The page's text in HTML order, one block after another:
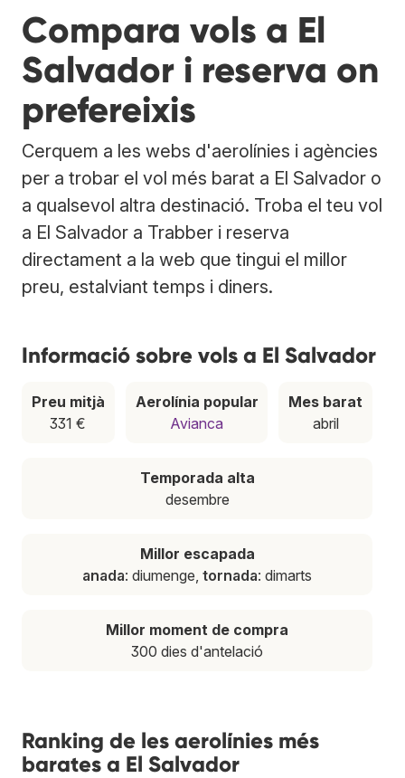
Compara vols a El
Salvador i reserva on
prefereixis
Cerquem a les webs d'aerolínies i agències
per a trobar el vol més barat a El Salvador o
a qualsevol altra destinació. Troba el teu vol
a El Salvador a Trabber i reserva
directament a la web que tingui el millor
preu, estalviant temps i diners.
Informació sobre vols a El Salvador
Preu mitjà
331 €
Aerolínia popular
Avianca
Mes barat
abril
Temporada alta
desembre
Millor escapada
anada: diumenge, tornada: dimarts
Millor moment de compra
300 dies d'antelació
Ranking de les aerolínies més
barates a El Salvador